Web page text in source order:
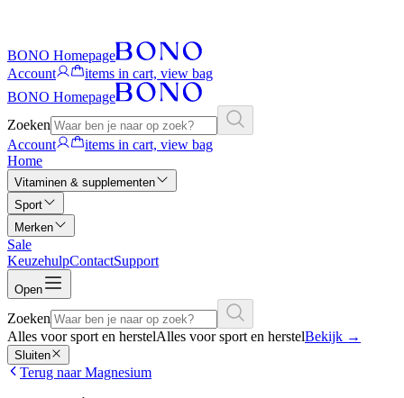
BONO Homepage
Account
items in cart, view bag
BONO Homepage
Zoeken
Account
items in cart, view bag
Home
Vitaminen & supplementen
Sport
Merken
Sale
KeuzehulpContactSupport
Open
Zoeken
Alles voor sport en herstelAlles voor sport en herstelBekijk →
Sluiten
Terug naar Magnesium